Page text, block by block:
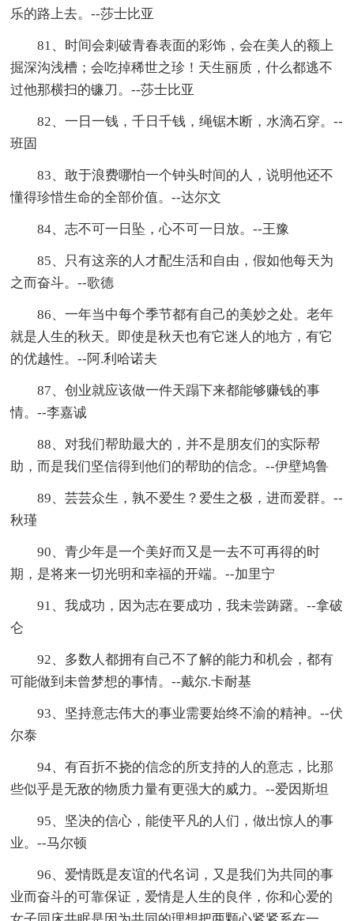
乐的路上去。--莎士比亚
81、时间会刺破青春表面的彩饰，会在美人的额上
掘深沟浅槽；会吃掉稀世之珍！天生丽质，什么都逃不
过他那横扫的镰刀。--莎士比亚
82、一日一钱，千日千钱，绳锯木断，水滴石穿。--
班固
83、敢于浪费哪怕一个钟头时间的人，说明他还不
懂得珍惜生命的全部价值。--达尔文
84、志不可一日坠，心不可一日放。--王豫
85、只有这亲的人才配生活和自由，假如他每天为
之而奋斗。--歌德
86、一年当中每个季节都有自己的美妙之处。老年
就是人生的秋天。即使是秋天也有它迷人的地方，有它
的优越性。--阿.利哈诺夫
87、创业就应该做一件天蹋下来都能够赚钱的事
情。--李嘉诚
88、对我们帮助最大的，并不是朋友们的实际帮
助，而是我们坚信得到他们的帮助的信念。--伊壁鸠鲁
89、芸芸众生，孰不爱生？爱生之极，进而爱群。--
秋瑾
90、青少年是一个美好而又是一去不可再得的时
期，是将来一切光明和幸福的开端。--加里宁
91、我成功，因为志在要成功，我未尝踌躇。--拿破
仑
92、多数人都拥有自己不了解的能力和机会，都有
可能做到未曾梦想的事情。--戴尔.卡耐基
93、坚持意志伟大的事业需要始终不渝的精神。--伏
尔泰
94、有百折不挠的信念的所支持的人的意志，比那
些似乎是无敌的物质力量有更强大的威力。--爱因斯坦
95、坚决的信心，能使平凡的人们，做出惊人的事
业。--马尔顿
96、爱情既是友谊的代名词，又是我们为共同的事
业而奋斗的可靠保证，爱情是人生的良伴，你和心爱的